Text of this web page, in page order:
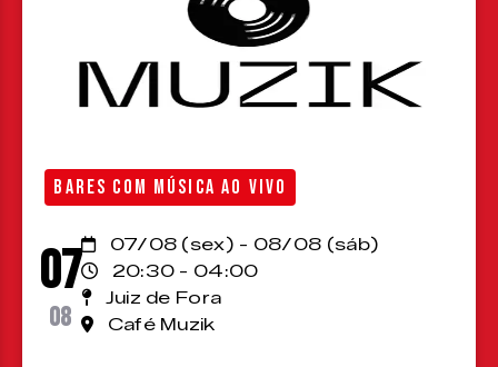
BARES COM MÚSICA AO VIVO
07
08
07/08 (sex) - 08/08 (sáb)
20:30 - 04:00
Juiz de Fora
Café Muzik